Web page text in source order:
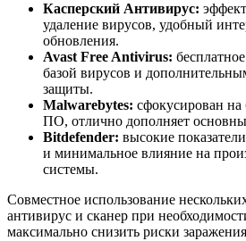
Касперский Антивирус:
удаление вирусов, удобный
обновления.
Avast Free Antivirus:
базой вирусов и
защиты.
Malwarebytes: сфокусирован
ПО, отлично дополняет
Bitdefender: высокие
и минимальное влияние на
системы.
Совместное использование
антивирус и сканер при
максимально снизить риски